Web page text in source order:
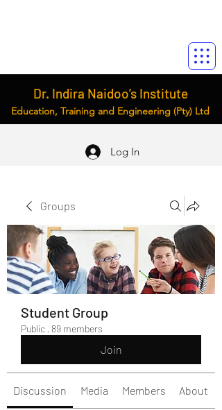
Dr. Indira Naidoo’s Institute
Education, Training and Engineering (Pty) Ltd
Log In
Groups
Student Group
Public · 89 members
Join
Discussion Media Members About